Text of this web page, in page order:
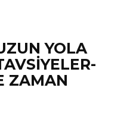
YOLA
ZAMAN